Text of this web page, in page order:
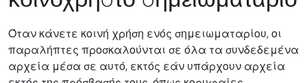
Όταν κάνετε κοινή χρήση ενός σημειωματαρίου, οι
παραλήπτες προσκαλούνται σε όλα τα συνδεδεμένα
αρχεία μέσα σε αυτό, εκτός εάν υπάρχουν αρχεία